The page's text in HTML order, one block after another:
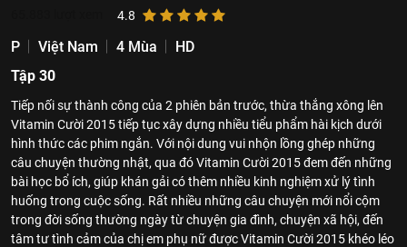
4.8
P Việt Nam 4 Mùa
HD
Tập 30
Tiếp nối sự thành công của 2 phiên bản trước, thừa thắng xông lên
Vitamin Cười 2015 tiếp tục xây dựng nhiều tiểu phẩm hài kịch dưới
hình thức các phim ngắn. Với nội dung vui nhộn lồng ghép những
câu chuyện thường nhật, qua đó Vitamin Cười 2015 đem đến những
bài học bổ ích, giúp khán gải có thêm nhiều kinh nghiệm xử lý tình
huống trong cuộc sống. Rất nhiều những câu chuyện mới nổi cộm
trong đời sống thường ngày từ chuyện gia đình, chuyện xã hội, đến
tâm tư tình cảm của chị em phụ nữ được Vitamin Cười 2015 khéo léo